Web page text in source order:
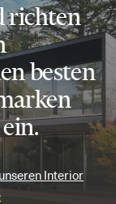
richten
besten
Interior